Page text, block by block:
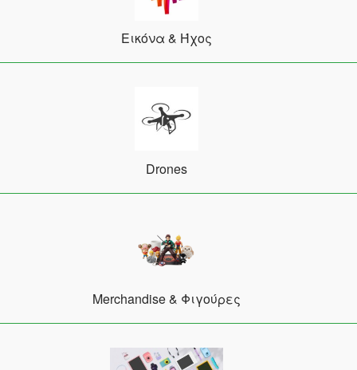
Εικόνα & Ήχος
Drones
Merchandise & Φιγούρες